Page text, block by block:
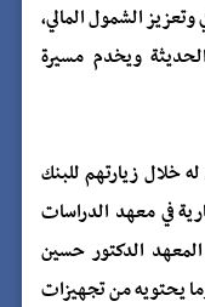
وتعزيز الشمول المالي،
ويخدم مسيرة
خلال زيارتهم للبنك
في معهد الدراسات
الدكتور حسين
يحتويه من تجهيزات